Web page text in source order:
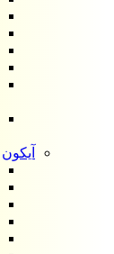
آیکون‌